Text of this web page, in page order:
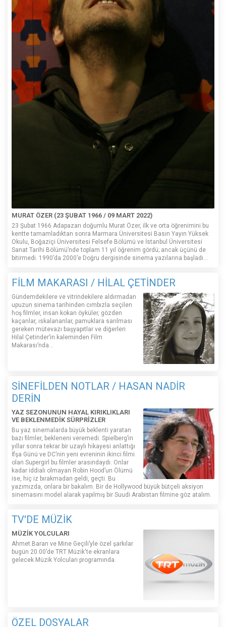
MURAT ÖZER (23 ŞUBAT 1966 / 09 MART 2022)
23 Şubat 1966 Adapazarı doğumlu Murat Özer, ilk ve orta öğrenimini bu
kentte tamamladıktan sonra Marmara Üniversitesi Basın Yayın Yüksek
Okulu, Boğaziçi Üniversitesi Felsefe Bölümü ve İstanbul Üniversitesi
Sanat Tarihi Bölümü’nde toplam 11 yıl öğrenim gördü; ancak üçünü de
bitirmedi. 1990’da 2000’e Doğru dergisinde sinema yazılarına başladı...
FİLM MAKARASI / HİLAL ÇETİNDER
Gündemdekilere ve vitrindekilere aldırmadan
upuzun sinema tarihinden cımbızla seçilen
hoş filmler, insan kokan öyküler, gözden
kaçanlar, ıskalananlar, pamuklara sarılması
gereken mütevazı başyapıtlar ve diğerleri
Hilal Çetinder’in kaleminden Film
Makarası’nda…
SİNEFİLDEN NOTLAR / HASAN NADİR
DERİN
YAZ SEZONUNUN HAYAL KIRIKLIKLARI
VE BEKLENMEDİK SÜRPRİZLER
Bu yaz sinemalarda büyük beklenti yaratan
bazı filmler, bekleneni veremedi. Spielberg’in
yıllar sonra tekrar bir uzaylı hikayesi anlattığı
İfşa Günü ve DC’nin yeni evreninin ikinci filmi
olan Supergirl bu filmler arasındaydı. Onlar
kadar iddialı olmayan Robin Hood’un Ölümü
ise, hiç iz bırakmadan geldi, geçti. Bu
yazımızda, onlara bir bakalım. Bir de Hollywood büyük bütçeli aksiyon
sinemasını model alarak yapılmış bir Suudi Arabistan filmine göz atalım.
TV'DE MÜZİK
MÜZİK YOLCULARI
Ahmet Baran ve Mine Geçili’yle özel şarkılar
bugün 20.00’de TRT Müzik'te ekranlara
gelecek Müzik Yolcuları programında.
ÖZEL DOSYALAR